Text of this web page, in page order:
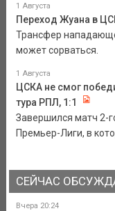
1 Августа
Переход Жуана в
Трансфер
может сорваться.
1 Августа
ЦСКА не смог
тура РПЛ, 1:1
Завершился матч 2-
Премьер-Лиги, в
СЕЙЧАС
Вчера 20:24